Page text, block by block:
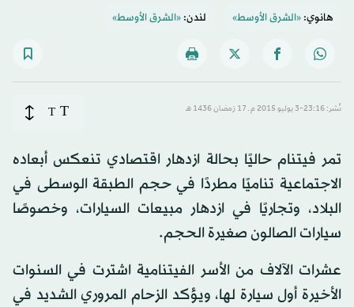
هانوي:«الشرق الأوسط» لندن:«الشرق الأوسط»
نُشر: 23:16-3 يوليو 2015 م ـ 17 رَمضان 1436 هـ T
T
تمر فيتنام حاليًا بحالة ازدهار اقتصادي تنعكس أبعاده
الاجتماعية تناميًا مطردًا في حجم الطبقة الوسطى في
البلاد، وتجاريًا في ازدهار مبيعات السيارات، وخصوصًا
سيارات الصالون صغيرة الحجم.
عشرات الآلاف من الأسر الفيتنامية اشترت في السنوات
الأخيرة أول سيارة لها، ويؤكد الزحام المروري الشديد في